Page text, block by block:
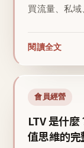
買流量、私域
閱讀全文
會員經營
LTV 是什
值思維的